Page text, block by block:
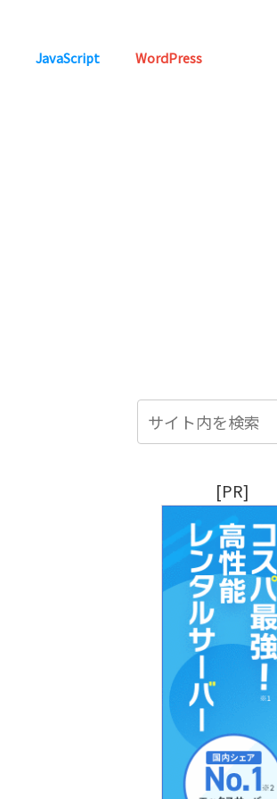
JavaScript WordPress
[PR]